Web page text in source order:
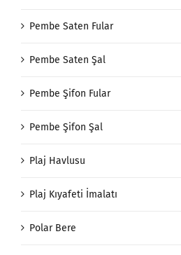
Pembe Saten Fular
Pembe Saten Şal
Pembe Şifon Fular
Pembe Şifon Şal
Plaj Havlusu
Plaj Kıyafeti İmalatı
Polar Bere